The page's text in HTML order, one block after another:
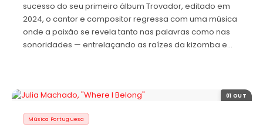
sucesso do seu primeiro álbum Trovador, editado em
2024, o cantor e compositor regressa com uma música
onde a paixão se revela tanto nas palavras como nas
sonoridades — entrelaçando as raízes da kizomba e…
01 OUT
Música Portuguesa